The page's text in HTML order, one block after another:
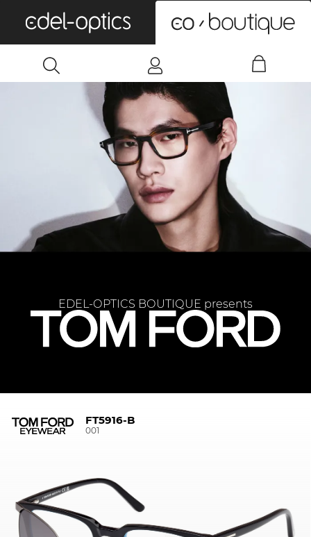
EDEL-OPTICS BOUTIQUE presents
FT5916-B
001